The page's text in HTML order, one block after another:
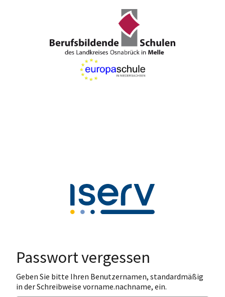
Passwort vergessen
Geben Sie bitte Ihren Benutzernamen, standardmäßig
in der Schreibweise vorname.nachname, ein.